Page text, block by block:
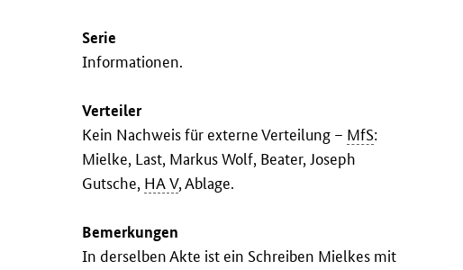
Serie
Informationen.
Verteiler
Kein Nachweis für externe Verteilung – MfS:
Mielke, Last, Markus Wolf, Beater, Joseph
Gutsche, HA V, Ablage.
Bemerkungen
In derselben Akte ist ein Schreiben Mielkes mit